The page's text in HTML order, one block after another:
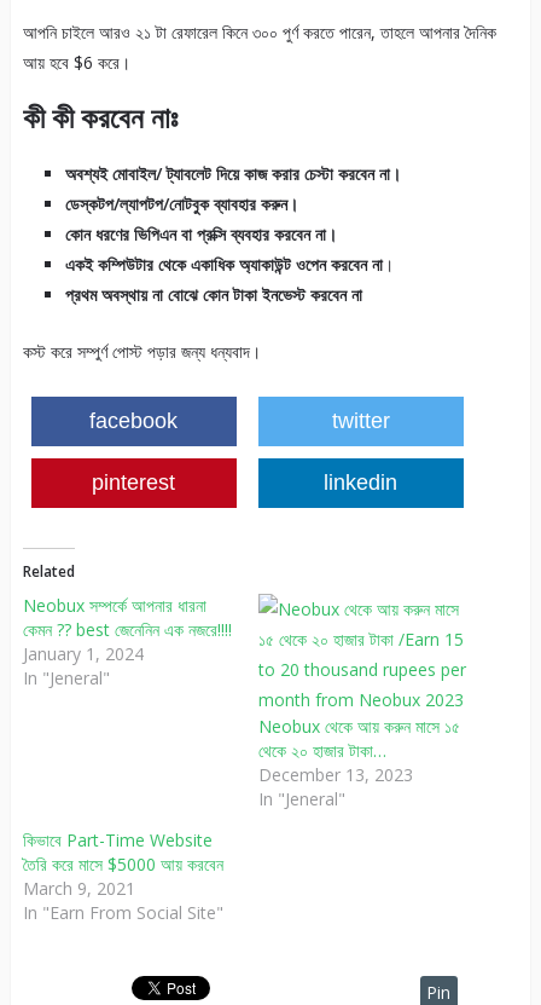
আপনি চাইলে আরও ২১ টা রেফারেল কিনে ৩০০ পুর্ণ করতে পারেন, তাহলে আপনার দৈনিক
আয় হবে $6 করে।
কী কী করবেন নাঃ
অবশ্যই মোবাইল/ ট্যাবলেট দিয়ে কাজ করার চেস্টা করবেন না।
ডেস্কটপ/ল্যাপটপ/নোটবুক ব্যাবহার করুন।
কোন ধরণের ভিপিএন বা প্রক্সি ব্যবহার করবেন না।
একই কম্পিউটার থেকে একাধিক অ্যাকাউন্ট ওপেন করবেন না।
প্রথম অবস্থায় না বোঝে কোন টাকা ইনভেস্ট করবেন না
কস্ট করে সম্পুর্ণ পোস্ট পড়ার জন্য ধন্যবাদ।
facebook twitter
pinterest linkedin
Related
Neobux সম্পর্কে আপনার ধারনা
কেমন ?? best জেনেনিন এক নজরে!!!!
January 1, 2024
In "Jeneral"
Neobux থেকে আয় করুন মাসে ১৫
থেকে ২০ হাজার টাকা…
December 13, 2023
In "Jeneral"
কিভাবে Part-Time Website
তৈরি করে মাসে $5000 আয় করবেন
March 9, 2021
In "Earn From Social Site"
Pin